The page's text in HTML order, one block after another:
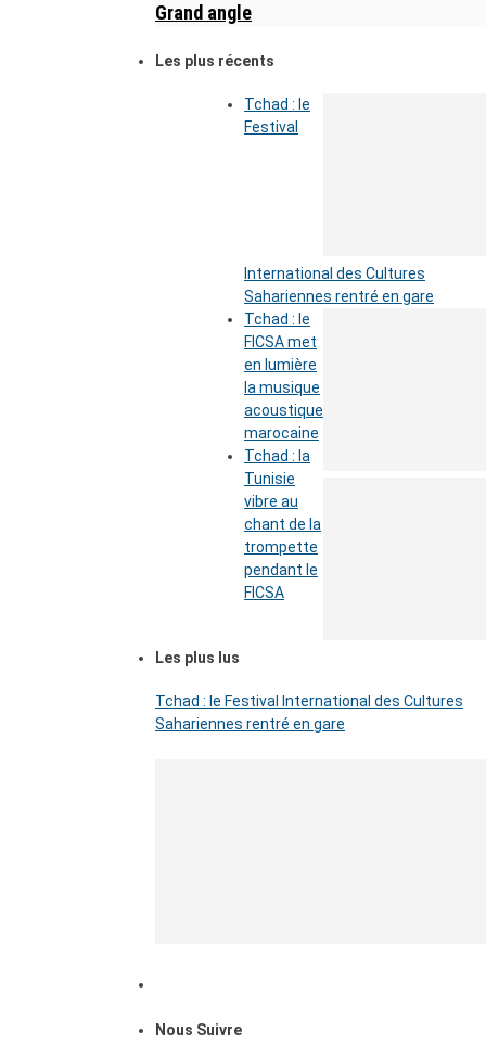
Grand angle
Les plus récents
Tchad : le
Festival
International des Cultures
Sahariennes rentré en gare
Tchad : le
FICSA met
en lumière
la musique
acoustique
marocaine
Tchad : la
Tunisie
vibre au
chant de la
trompette
pendant le
FICSA
Les plus lus
Tchad : le Festival International des Cultures
Sahariennes rentré en gare
Nous Suivre